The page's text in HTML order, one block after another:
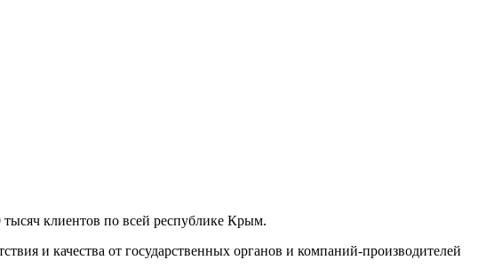
клиентов по всей республике Крым.
и качества от государственных органов и компаний-производителей